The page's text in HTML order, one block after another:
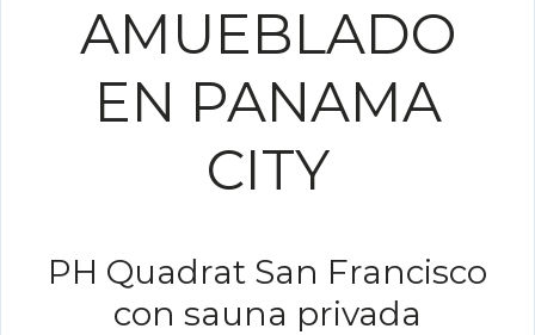
AMUEBLADO
EN PANAMA
CITY
PH Quadrat San Francisco
con sauna privada